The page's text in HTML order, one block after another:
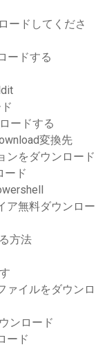
ードしてくださ
ードする
ードする
変換先
ンをダウンロード
ード
ア無料ダウンロー
方法
ァイルをダウンロ
ンロード
ード